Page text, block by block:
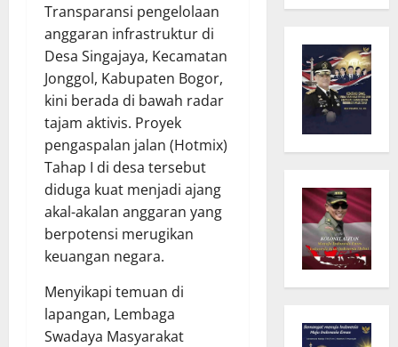
Transparansi pengelolaan
anggaran infrastruktur di
Desa Singajaya, Kecamatan
Jonggol, Kabupaten Bogor,
kini berada di bawah radar
tajam aktivis. Proyek
pengaspalan jalan (Hotmix)
Tahap I di desa tersebut
diduga kuat menjadi ajang
akal-akalan anggaran yang
berpotensi merugikan
keuangan negara.
Menyikapi temuan di
lapangan, Lembaga
Swadaya Masyarakat